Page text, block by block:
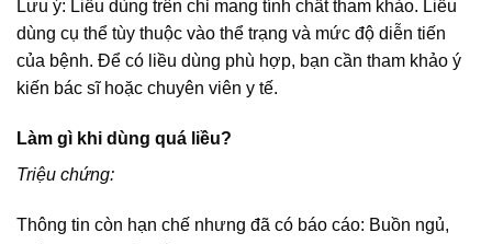
Lưu ý: Liều dùng trên chỉ mang tính chất tham khảo. Liều
dùng cụ thể tùy thuộc vào thể trạng và mức độ diễn tiến
của bệnh. Để có liều dùng phù hợp, bạn cần tham khảo ý
kiến bác sĩ hoặc chuyên viên y tế.
Làm gì khi dùng quá liều?
Triệu chứng:
Thông tin còn hạn chế nhưng đã có báo cáo: Buồn ngủ,